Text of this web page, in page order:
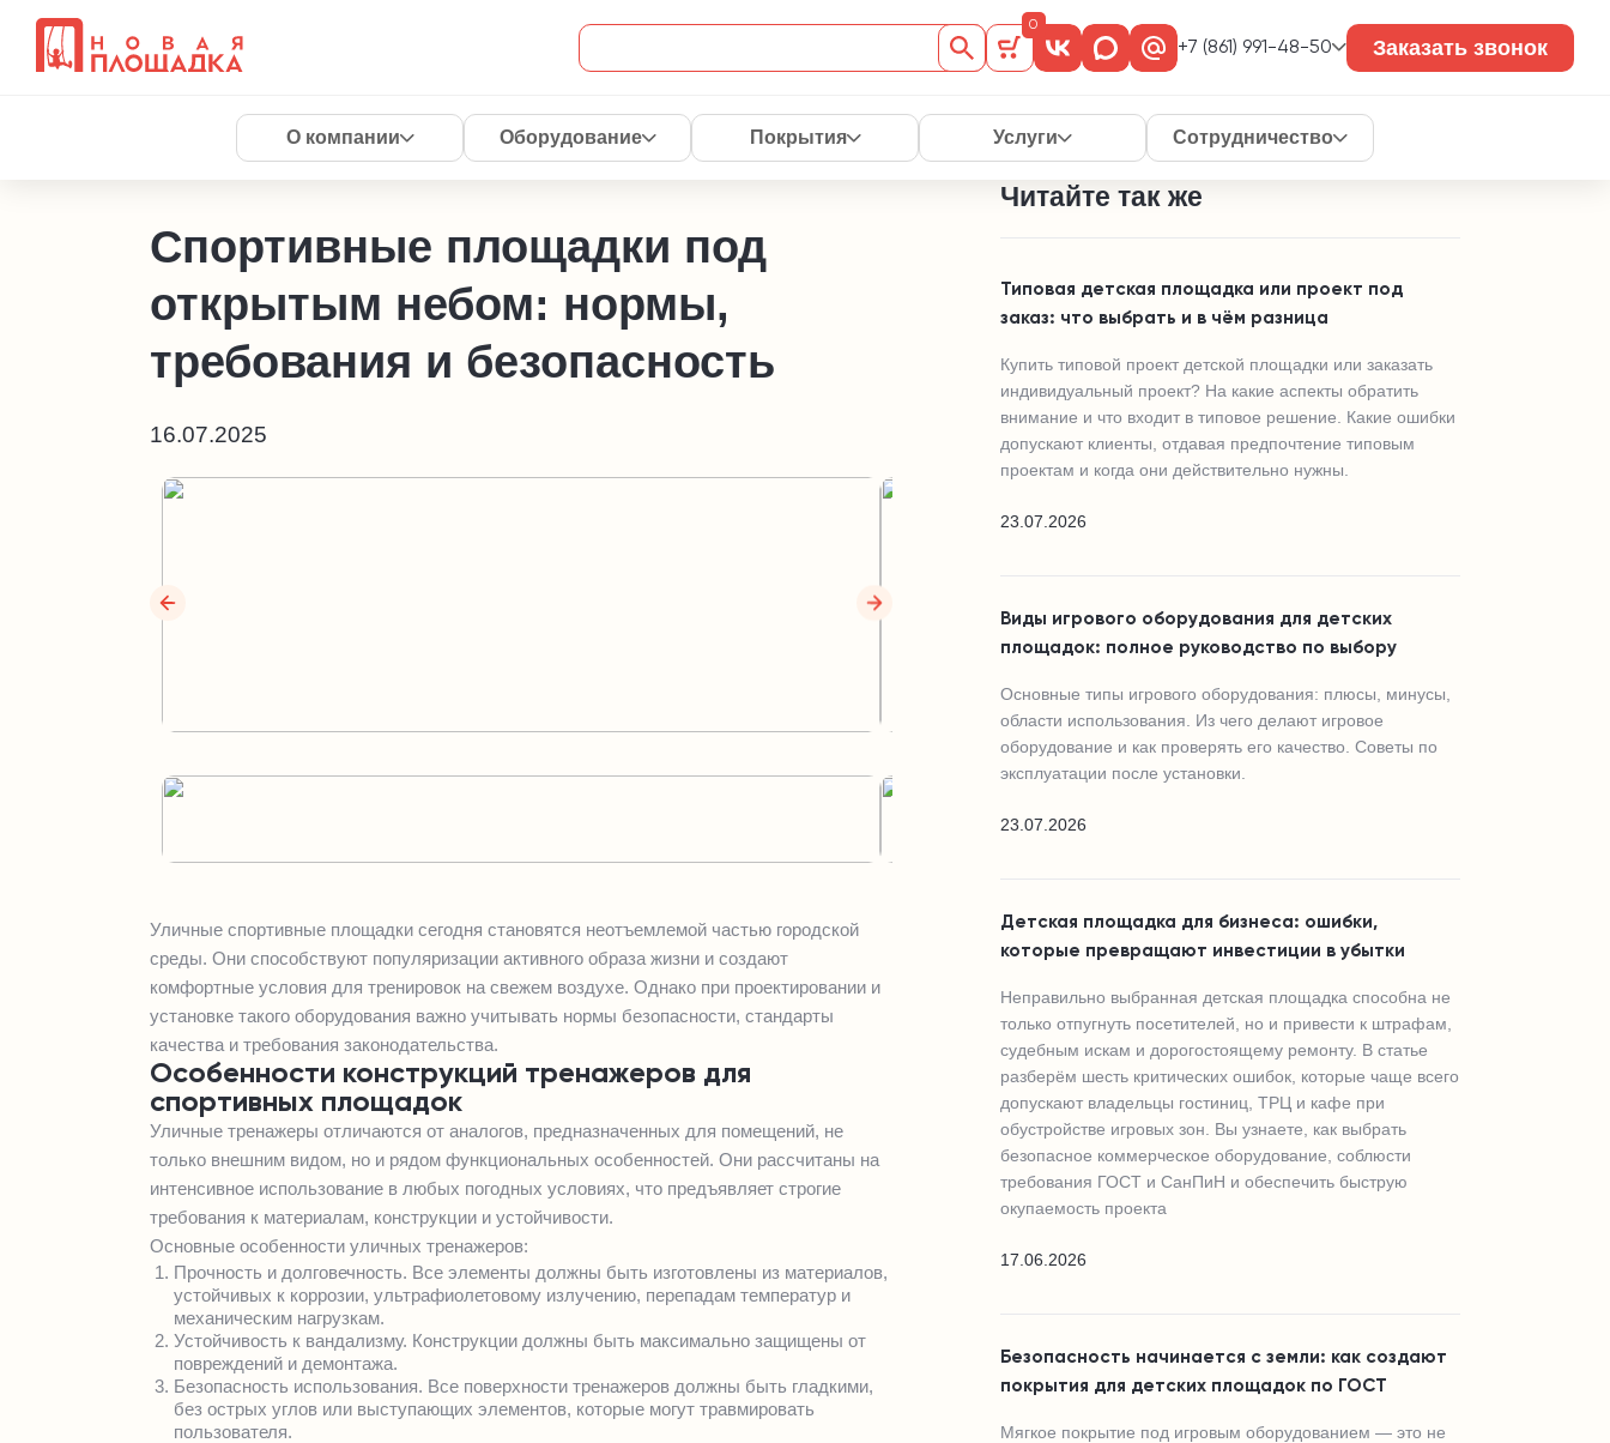
0
+7 (861) 991-48-50 Заказать звонок
О компании Оборудование Покрытия Услуги Сотрудничество
Спортивные площадки под
открытым небом: нормы,
требования и безопасность
16.07.2025
Уличные спортивные площадки сегодня становятся неотъемлемой частью городской
среды. Они способствуют популяризации активного образа жизни и создают
комфортные условия для тренировок на свежем воздухе. Однако при проектировании и
установке такого оборудования важно учитывать нормы безопасности, стандарты
качества и требования законодательства.
Особенности конструкций тренажеров для
спортивных площадок
Уличные тренажеры отличаются от аналогов, предназначенных для помещений, не
только внешним видом, но и рядом функциональных особенностей. Они рассчитаны на
интенсивное использование в любых погодных условиях, что предъявляет строгие
требования к материалам, конструкции и устойчивости.
Основные особенности уличных тренажеров:
Прочность и долговечность. Все элементы должны быть изготовлены из материалов,
устойчивых к коррозии, ультрафиолетовому излучению, перепадам температур и
механическим нагрузкам.
Устойчивость к вандализму. Конструкции должны быть максимально защищены от
повреждений и демонтажа.
Безопасность использования. Все поверхности тренажеров должны быть гладкими,
без острых углов или выступающих элементов, которые могут травмировать
пользователя.
Читайте так же
Типовая детская площадка или проект под
заказ: что выбрать и в чём разница
Купить типовой проект детской площадки или заказать
индивидуальный проект? На какие аспекты обратить
внимание и что входит в типовое решение. Какие ошибки
допускают клиенты, отдавая предпочтение типовым
проектам и когда они действительно нужны.
23.07.2026
Виды игрового оборудования для детских
площадок: полное руководство по выбору
Основные типы игрового оборудования: плюсы, минусы,
области использования. Из чего делают игровое
оборудование и как проверять его качество. Советы по
эксплуатации после установки.
23.07.2026
Детская площадка для бизнеса: ошибки,
которые превращают инвестиции в убытки
Неправильно выбранная детская площадка способна не
только отпугнуть посетителей, но и привести к штрафам,
судебным искам и дорогостоящему ремонту. В статье
разберём шесть критических ошибок, которые чаще всего
допускают владельцы гостиниц, ТРЦ и кафе при
обустройстве игровых зон. Вы узнаете, как выбрать
безопасное коммерческое оборудование, соблюсти
требования ГОСТ и СанПиН и обеспечить быструю
окупаемость проекта
17.06.2026
Безопасность начинается с земли: как создают
покрытия для детских площадок по ГОСТ
Мягкое покрытие под игровым оборудованием — это не